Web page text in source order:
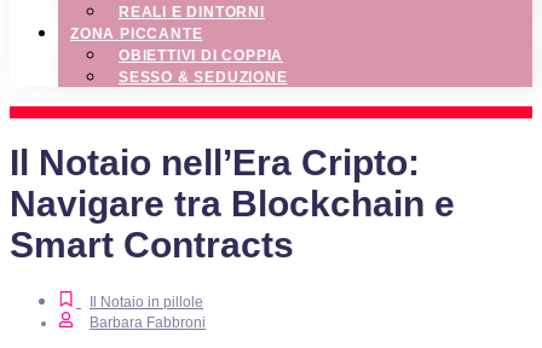
REALI E DINTORNI
ZONA PICCANTE
OBIETTIVI DI COPPIA
SESSO & SEDUZIONE
Il Notaio nell’Era Cripto:
Navigare tra Blockchain e
Smart Contracts
Il Notaio in pillole
Barbara Fabbroni